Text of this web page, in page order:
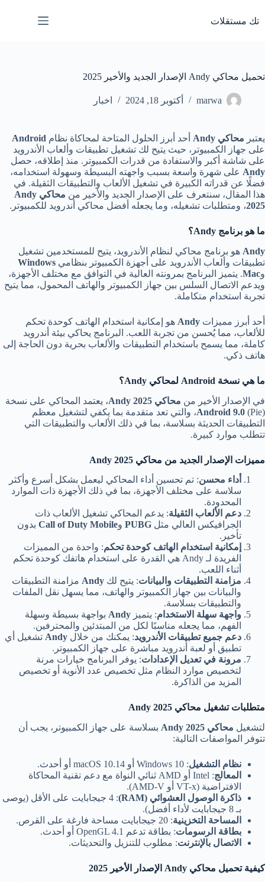
إلى
المحتوى
تك مستقلات
تحميل محاكي Andy الإصدار الجديد والأخير 2025
marwa أكتوبر 18, 2024 اخبار
يعتبر محاكي أحد أبرز الحلول المتاحة لمحاكاة نظام Android
على جهاز الكمبيوتر، حيث يتيح لك تشغيل تطبيقات وألعاب الأندرويد
على شاشة أكبر والاستفادة من قدرات الكمبيوتر. منذ إطلاقه، حصل
Andy على شهرة واسعة بسبب واجهته البسيطة وسهولة استخدامه،
فضلًا عن قدراته الكبيرة في تشغيل الألعاب والتطبيقات الثقيلة. في
هذا المقال، سنتعرف على الإصدار الجديد والأخير من محاكي Andy
2025، ومتطلبات تشغيله، وما يجعله أفضل محاكي أندرويد للكمبيوتر.
ما هو برنامج Andy
؟
Andy هو برنامج محاكي لنظام الأندرويد، يتيح للمستخدمين تشغيل
تطبيقات وألعاب الأندرويد على أجهزة الكمبيوتر بنظامي Windows
وMac. يتميز البرنامج بمرونته العالية في التوافق مع مختلف الأجهزة،
ويدعم الاتصال السلس بين جهاز الكمبيوتر والهاتف المحمول، مما يتيح
تجربة استخدام متكاملة.
أحد أبرز مميزات Andy هو إمكانية استخدام الهاتف كوحدة تحكم
للألعاب، مما يُحسن من تجربة اللعب. البرنامج يحاكي بيئة أندرويد
كاملة، مما يسمح باستخدام التطبيقات والألعاب بحرية دون الحاجة إلى
هاتف ذكي.
ما هي نسخة Android لمحاكي Andy
؟
في الإصدار الأخير من محاكي
، يعتمد المحاكي على نسخة
Android 9.0(Pie)، والتي تعد متقدمة بما يكفي لتشغيل معظم
التطبيقات الحديثة بسلاسة، بما في ذلك الألعاب والتطبيقات التي
تتطلب موارد كبيرة.
مميزات الإصدار الجديد من محاكي Andy 2025
أداء محسن: تم تحسين أداء المحاكي ليعمل بشكل أسرع وأكثر
سلاسة على مختلف الأجهزة، بما في ذلك الأجهزة ذات الموارد
المحدودة.
دعم الألعاب الثقيلة: يدعم المحاكي تشغيل الألعاب ذات
الجرافيكس العالي مثل PUBG وCall of Duty Mobile بدون
تأخير.
إمكانية استخدام الهاتف كوحدة تحكم: واحدة من المميزات
الفريدة لـ Andy هي القدرة على استخدام هاتفك كوحدة تحكم
أثناء اللعب.
مزامنة التطبيقات والبيانات: يتيح لك Andy مزامنة التطبيقات
والبيانات بين جهاز الكمبيوتر والهاتف، مما يسهل نقل الملفات
والتطبيقات بسلاسة.
واجهة سهلة الاستخدام: يتميز Andy بواجهة بسيطة وسهلة
الفهم، مما يجعله مناسبًا لكل من المبتدئين والمحترفين.
دعم جميع تطبيقات الأندرويد: يمكنك من خلال Andy تشغيل أي
تطبيق أو لعبة أندرويد مباشرة على جهاز الكمبيوتر.
مرونة في تعديل الإعدادات: يوفر البرنامج خيارات مرنة
لتخصيص موارد النظام مثل تخصيص عدد الأنوية أو تخصيص
المزيد من الذاكرة.
متطلبات تشغيل محاكي Andy 2025
لتشغيل محاكي
بسلاسة على جهاز الكمبيوتر، يجب أن
تتوفر المواصفات التالية:
نظام التشغيل: Windows 10 أو macOS 10.14 أو أحدث.
المعالج
: Intel أو AMD ثنائي النواة مع دعم تقنية المحاكاة
الافتراضية (VT-x أو AMD-V).
ذاكرة الوصول العشوائي (RAM)
: 4 جيجابايت على الأقل (يوصى
بـ 8 جيجابايت لأداء أفضل).
المساحة التخزينية: 20 جيجابايت مساحة فارغة على القرص.
بطاقة الرسومات: بطاقة تدعم OpenGL 4.1 أو أحدث.
الاتصال بالإنترنت: مطلوب للتنزيل والتحديثات.
كيفية تحميل محاكي Andy
الإصدار الأخير 2025